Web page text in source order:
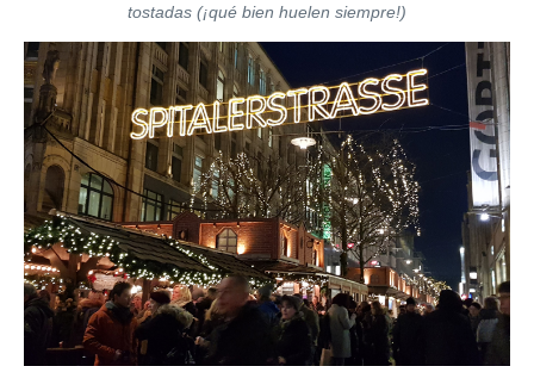
tostadas (¡qué bien huelen siempre!)